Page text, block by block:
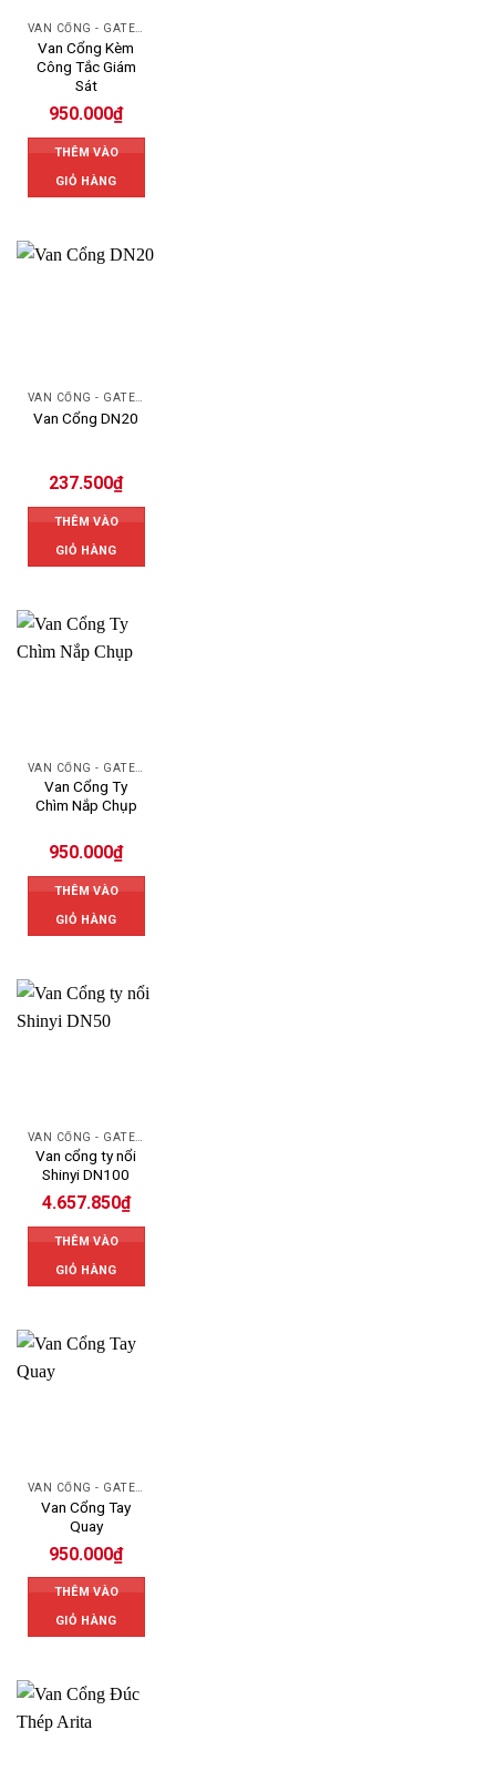
VAN CỔNG - GATE VALVE
Van Cổng Kèm
Công Tắc Giám
Sát
950.000₫
THÊM VÀO
GIỎ HÀNG
VAN CỔNG - GATE VALVE
Van Cổng DN20
237.500₫
THÊM VÀO
GIỎ HÀNG
Van Cổng Ty
Chìm Nắp Chụp
950.000₫
THÊM VÀO
GIỎ HÀNG
Van cổng ty nổi
Shinyi DN100
4.657.850₫
THÊM VÀO
GIỎ HÀNG
Van Cổng Tay
Quay
950.000₫
THÊM VÀO
GIỎ HÀNG